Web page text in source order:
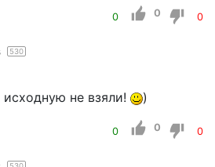
0 0 0
530
не взяли! )
0 0 0